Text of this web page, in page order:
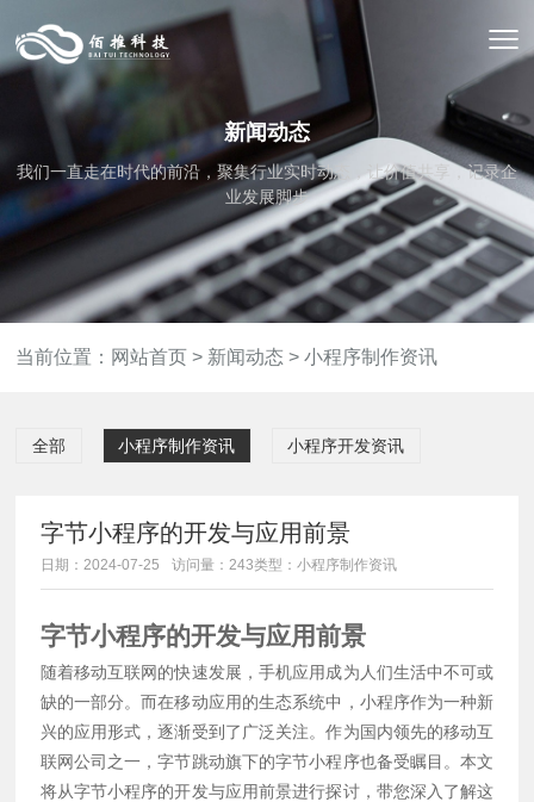
新闻动态
我们一直走在时代的前沿，聚集行业实时动态，让价值共享，记录企
业发展脚步
当前位置： 网站首页 > 新闻动态 >小程序制作资讯
全部 小程序制作资讯 小程序开发资讯
字节小程序的开发与应用前景
日期：2024-07-25 访问量：243类型：小程序制作资讯
字节小程序的开发与应用前景
随着移动互联网的快速发展，手机应用成为人们生活中不可或
缺的一部分。而在移动应用的生态系统中，小程序作为一种新
兴的应用形式，逐渐受到了广泛关注。作为国内领先的移动互
联网公司之一，字节跳动旗下的字节小程序也备受瞩目。本文
将从字节小程序的开发与应用前景进行探讨，带您深入了解这